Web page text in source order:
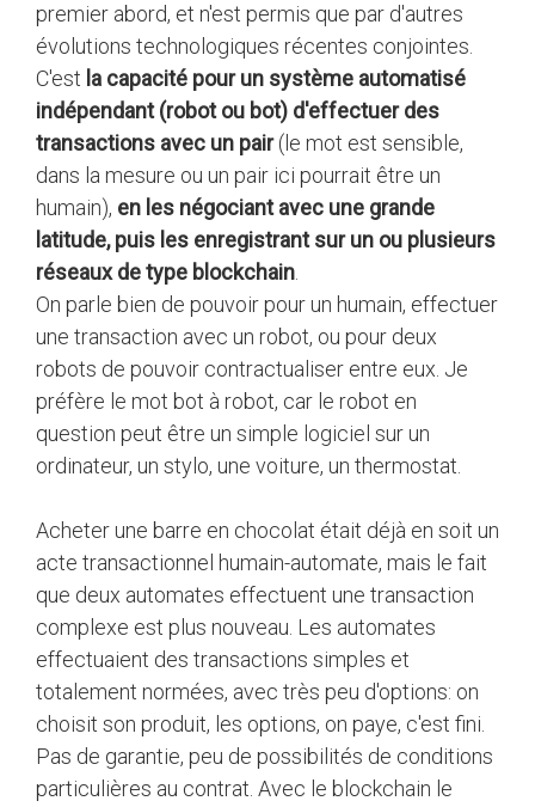
premier abord, et n'est permis que par d'autres
évolutions technologiques récentes conjointes.
C'est la capacité pour un système automatisé
indépendant (robot ou bot) d'effectuer des
transactions avec un pair(le mot est sensible,
dans la mesure ou un pair ici pourrait être un
humain), en les négociant avec une grande
latitude, puis les enregistrant sur un ou plusieurs
réseaux de type blockchain
On parle bien de pouvoir pour un humain, effectuer
une transaction avec un robot, ou pour deux
robots de pouvoir contractualiser entre eux. Je
préfère le mot bot à robot, car le robot en
question peut être un simple logiciel sur un
ordinateur, un stylo, une voiture, un thermostat.
Acheter une barre en chocolat était déjà en soit un
acte transactionnel humain-automate, mais le fait
que deux automates effectuent une transaction
complexe est plus nouveau. Les automates
effectuaient des transactions simples et
totalement normées, avec très peu d'options: on
choisit son produit, les options, on paye, c'est fini.
Pas de garantie, peu de possibilités de conditions
particulières au contrat. Avec le blockchain le